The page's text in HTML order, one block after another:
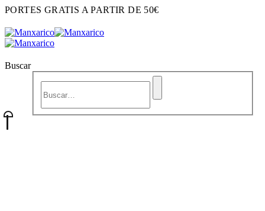
PORTES GRATIS A PARTIR DE 50€
Buscar